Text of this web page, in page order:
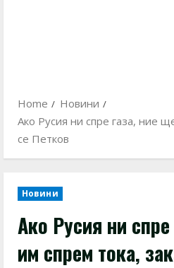
Home
Новини
Ако Русия ни спре газа, ние
се Петков
Новини
Ако Русия ни
им спрем тока,